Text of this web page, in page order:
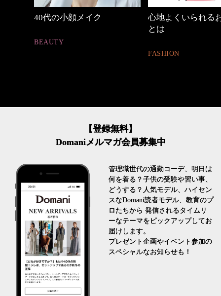
心地よくいられるおしゃれ
【ワーママのきれ
ュアル通勤】
FASHION
【登録無料】
Domaniメルマガ会員募集中
管理職世代の通勤コーデ、明日は
何を着る？子供の受験や習い事、
どうする？人気モデル、ハイセン
スなDomani読者モデル、教育のプ
ロたちから 発信されるタイムリ
ーなテーマをピックアップしてお
届けします。
プレゼント企画やイベント参加の
スペシャルなお知らせも！